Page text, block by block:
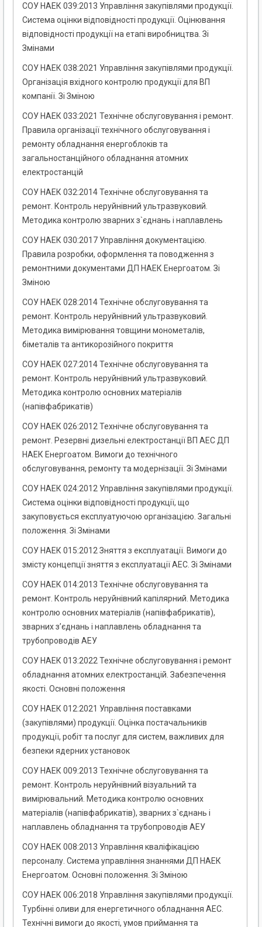
СОУ НАЕК 039:2013 Управління закупівлями продукції.
Система оцінки відповідності продукції. Оцінювання
відповідності продукції на етапі виробництва. Зі
Змінами
СОУ НАЕК 038:2021 Управління закупівлями продукції.
Організація вхідного контролю продукції для ВП
компанії. Зі Зміною
СОУ НАЕК 033:2021 Технічне обслуговування і ремонт.
Правила організації технічного обслуговування і
ремонту обладнання енергоблоків та
загальностанційного обладнання атомних
електростанцій
СОУ НАЕК 032:2014 Технічне обслуговування та
ремонт. Контроль неруйнівний ультразвуковий.
Методика контролю зварних з`єднань і наплавлень
СОУ НАЕК 030:2017 Управління документацією.
Правила розробки, оформлення та поводження з
ремонтними документами ДП НАЕК Енергоатом. Зі
Зміною
СОУ НАЕК 028:2014 Технічне обслуговування та
ремонт. Контроль неруйнівний ультразвуковий.
Методика вимірювання товщини монометалів,
біметалів та антикорозійного покриття
СОУ НАЕК 027:2014 Технічне обслуговування та
ремонт. Контроль неруйнівний ультразвуковий.
Методика контролю основних матеріалів
(напівфабрикатів)
СОУ НАЕК 026:2012 Технічне обслуговування та
ремонт. Резервні дизельні електростанції ВП AEC ДП
НАЕК Енергоатом. Вимоги до технічного
обслуговування, ремонту та модернізації. Зі Змінами
СОУ НАЕК 024:2012 Управління закупівлями продукції.
Система оцінки відповідності продукції, що
закуповується експлуатуючою організацією. Загальні
положення. Зі Змінами
СОУ НАЕК 015:2012 Зняття з експлуатації. Вимоги до
змісту концепції зняття з експлуатації АЕС. Зі Змінами
СОУ НАЕК 014:2013 Технічне обслуговування та
ремонт. Контроль неруйнівний капілярний. Методика
контролю основних матеріалів (напівфабрикатів),
зварних з’єднань і наплавлень обладнання та
трубопроводів АЕУ
СОУ НАЕК 013:2022 Технічне обслуговування і ремонт
обладнання атомних електростанцій. Забезпечення
якості. Основні положення
СОУ НАЕК 012:2021 Управління поставками
(закупівлями) продукції. Оцінка постачальників
продукції, робіт та послуг для систем, важливих для
безпеки ядерних установок
СОУ НАЕК 009:2013 Технічне обслуговування та
ремонт. Контроль неруйнівний візуальний та
вимірювальний. Методика контролю основних
матеріалів (напівфабрикатів), зварних з`єднань і
наплавлень обладнання та трубопроводів АЕУ
СОУ НАЕК 008:2013 Управління кваліфікацією
персоналу. Система управління знаннями ДП НАЕК
Енергоатом. Основні положення. Зі Зміною
СОУ НАЕК 006:2018 Управління закупівлями продукції.
Турбінні оливи для енергетичного обладнання АЕС.
Технічні вимоги до якості, умов приймання та